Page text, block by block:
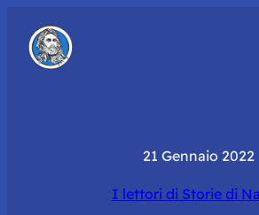
21 Gennaio 2022
I lettori di Storie di